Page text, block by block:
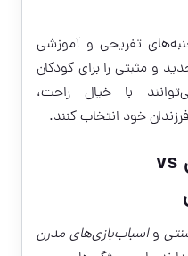
تفریحی و آموزشی
و مثبتی را برای کودکان
با خیال راحت،
خود انتخاب کنند.
اسباب‌بازی‌های سنتی vs
واسباب‌بازی‌های مدرن